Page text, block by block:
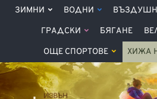
ЗИМНИ ВОДНИ
ГРАДСКИ БЯГАНЕ
ОЩЕ СПОРТОВЕ ХИЖА